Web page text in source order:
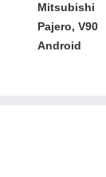
Mitsubishi
Pajero, V90
Android